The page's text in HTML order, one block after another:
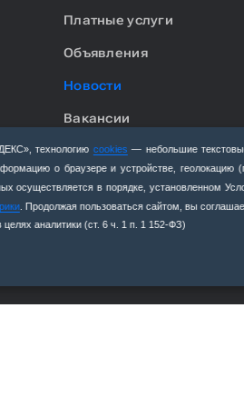
технологию cookies — небольшие
о браузере и устройстве,
осуществляется в порядке, установленном
. Продолжая пользоваться сайтом, вы
аналитики (ст. 6 ч. 1 п. 1 152‑ФЗ)
Платные услуги
Объявления
Новости
Вакансии
Противодействие
Антитеррористическая
деятельность
Единый образовательный